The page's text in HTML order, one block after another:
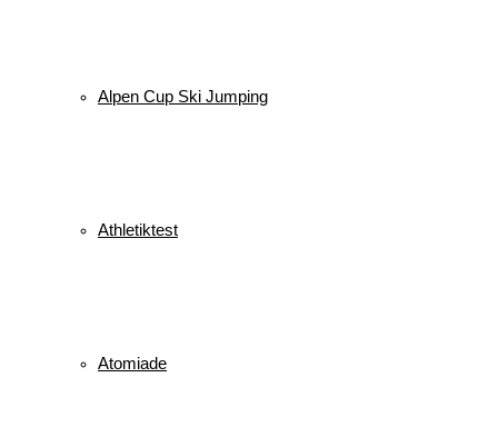
Alpen Cup Ski Jumping
Athletiktest
Atomiade